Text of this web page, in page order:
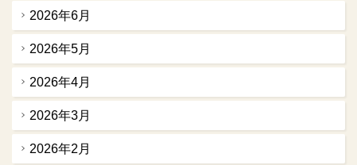
2026年6月
2026年5月
2026年4月
2026年3月
2026年2月